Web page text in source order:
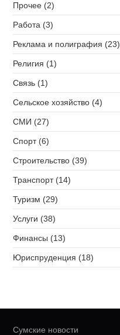
Прочее (2)
Работа (3)
Реклама и полиграфия (23)
Религия (1)
Связь (1)
Сельское хозяйство (4)
СМИ (27)
Спорт (6)
Строительство (39)
Транспорт (14)
Туризм (29)
Услуги (38)
Финансы (13)
Юриспруденция (18)
Сумские новости